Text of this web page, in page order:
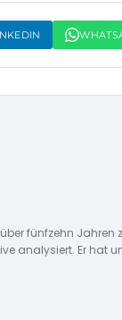
fünfzehn
analysiert. Er